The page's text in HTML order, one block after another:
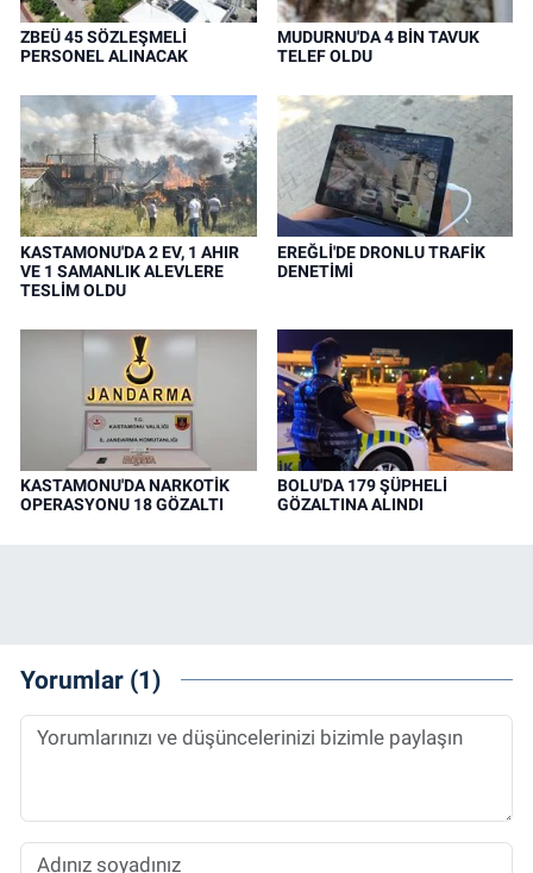
ZBEÜ 45 SÖZLEŞMELİ
PERSONEL ALINACAK
MUDURNU'DA 4 BİN TAVUK
TELEF OLDU
KASTAMONU'DA 2 EV, 1 AHIR
VE 1 SAMANLIK ALEVLERE
TESLİM OLDU
EREĞLİ'DE DRONLU TRAFİK
DENETİMİ
KASTAMONU'DA NARKOTİK
OPERASYONU 18 GÖZALTI
BOLU'DA 179 ŞÜPHELİ
GÖZALTINA ALINDI
Yorumlar (1)